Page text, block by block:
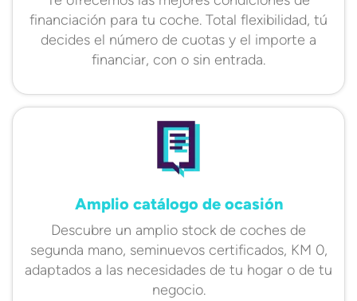
financiación para tu coche. Total flexibilidad, tú
decides el número de cuotas y el importe a
financiar, con o sin entrada.
Amplio catálogo de ocasión
Descubre un amplio stock de coches de
segunda mano, seminuevos certificados, KM 0,
adaptados a las necesidades de tu hogar o de tu
negocio.